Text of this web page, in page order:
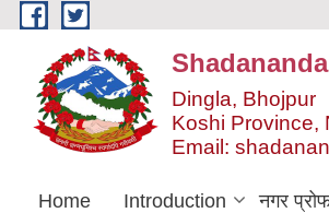
Skip to main content
Dingla, Bhojpur
Koshi Province,
Email:
Home Introduction नगर